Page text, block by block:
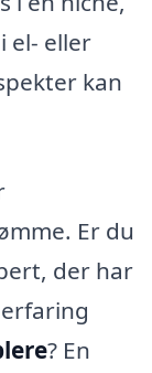
el- eller
kan
Er du
der har
? En